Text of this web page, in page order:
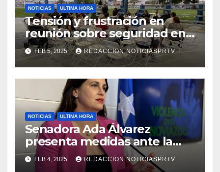
NOTICIAS ULTIMA HORA
Tensión y frustración en
reunión sobre seguridad en
Reparto Metropolitano
FEB 5, 2025 REDACCION NOTICIASPRTV
NOTICIAS ULTIMA HORA
Senadora Ada Álvarez
presenta medidas ante la
violencia en el noviazgo
FEB 4, 2025 REDACCION NOTICIASPRTV